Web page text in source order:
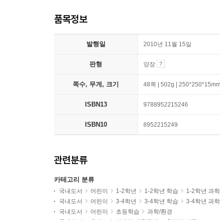
품목정보
발행일 2010년 11월 15일
판형 양장
쪽수, 무게, 크기 48쪽 | 502g |
ISBN13 9788952215246
ISBN10 8952215249
관련분류
카테고리 분류
국내도서 어린이 1-2학년 1-2학년 학습
1-2학년 과
국내도서
어린이 3-4학년 3-4학년 학습
3-4학년 과
국내도서
어린이 초등학습
과학/환경